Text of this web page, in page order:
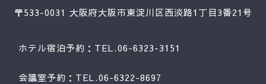
〒533-0031 大阪府大阪市東淀川区西淡路1丁目3番21号
ホテル宿泊予約：TEL.06-6323-3151
会議室予約：TEL.06-6322-8697